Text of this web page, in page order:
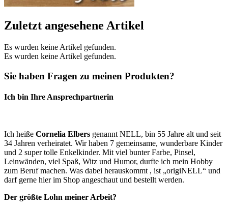
Zuletzt angesehene Artikel
Es wurden keine Artikel gefunden.
Es wurden keine Artikel gefunden.
Sie haben Fragen zu meinen Produkten?
Ich bin Ihre Ansprechpartnerin
Ich heiße Cornelia Elbers genannt NELL, bin 55 Jahre alt und seit
34 Jahren verheiratet. Wir haben 7 gemeinsame, wunderbare Kinder
und 2 super tolle Enkelkinder. Mit viel bunter Farbe, Pinsel,
Leinwänden, viel Spaß, Witz und Humor, durfte ich mein Hobby
zum Beruf machen. Was dabei herauskommt , ist „origiNELL“ und
darf gerne hier im Shop angeschaut und bestellt werden.
Der größte Lohn meiner Arbeit?